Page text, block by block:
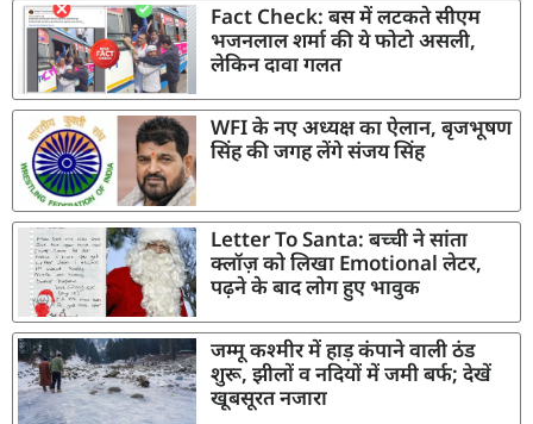
Fact Check: बस में लटकते सीएम
भजनलाल शर्मा की ये फोटो असली,
लेकिन दावा गलत
WFI के नए अध्यक्ष का ऐलान, बृजभूषण
सिंह की जगह लेंगे संजय सिंह
Letter To Santa: बच्ची ने सांता
क्लॉज़ को लिखा Emotional लेटर,
पढ़ने के बाद लोग हुए भावुक
जम्मू कश्मीर में हाड़ कंपाने वाली ठंड
शुरू, झीलों व नदियों में जमी बर्फ; देखें
खूबसूरत नजारा